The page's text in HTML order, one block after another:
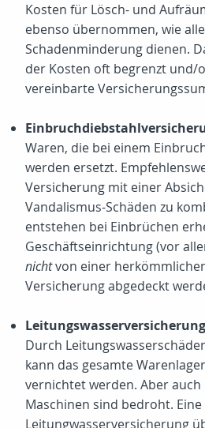
Kosten für Lösch- und
ebenso übernommen, wie
Schadenminderung dienen.
der Kosten oft begrenzt und/
vereinbarte
Waren, die bei einem
werden ersetzt.
Versicherung mit einer
Vandalismus-Schäden zu
entstehen bei Einbrüchen
Geschäftseinrichtung (vor
nichtvon einer
Versicherung abgedeckt
Durch
kann das gesamte
vernichtet werden. Aber auch
Maschinen sind bedroht. Eine
Leitungwasserversicherung